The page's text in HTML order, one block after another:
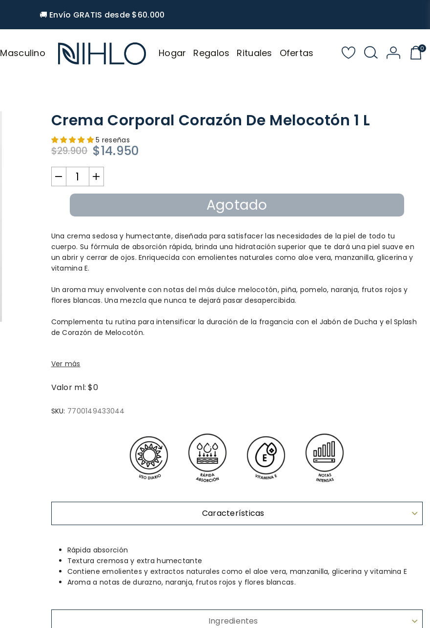
🚚 Envío GRATIS desde $60.000
Masculino Hogar Regalos Rituales Ofertas 0
Crema Corporal Corazón De Melocotón 1 L
5 reseñas
Precio
habitual
$29.900 $14.950
Agotado
Una crema sedosa y humectante, diseñada para satisfacer las necesidades de la piel de todo tu
cuerpo. Su fórmula de absorción rápida, brinda una hidratación superior que te dará una piel suave en
un abrir y cerrar de ojos. Enriquecida con emolientes naturales como aloe vera, manzanilla, glicerina y
vitamina E.
Un aroma muy envolvente con notas del más dulce melocotón, piña, pomelo, naranja, frutos rojos y
flores blancas. Una mezcla que nunca te dejará pasar desapercibida.
Complementa tu rutina para intensificar la duración de la fragancia con el Jabón de Ducha y el Splash
de Corazón de Melocotón.
Ver más
Valor ml: $0
SKU: 7700149433044
Características
Rápida absorción
Textura cremosa y extra humectante
Contiene emolientes y extractos naturales como el aloe vera, manzanilla, glicerina y vitamina E
Aroma a notas de durazno, naranja, frutos rojos y flores blancas.
Ingredientes